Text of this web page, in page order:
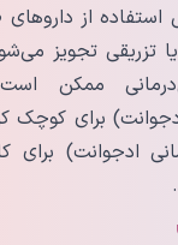
استفاده از
تزریقی تجویز
ممکن
برای کوچک
ادجوانت)